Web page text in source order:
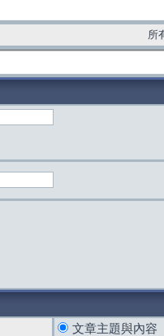
所
文章主題與內容